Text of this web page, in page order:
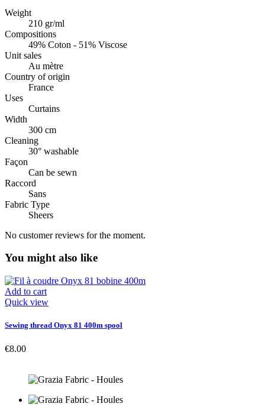
Weight
210 gr/ml
Compositions
49% Coton - 51% Viscose
Unit sales
Au mètre
Country of origin
France
Uses
Curtains
Width
300 cm
Cleaning
30° washable
Façon
Can be sewn
Raccord
Sans
Fabric Type
Sheers
No customer reviews for the moment.
You might also like
Add to cart
Quick view
Sewing thread Onyx 81 400m spool
€8.00